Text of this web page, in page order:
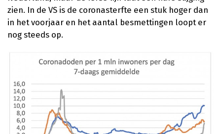
zien. In de VS is de coronasterfte een stuk hoger dan
in het voorjaar en het aantal besmettingen loopt er
nog steeds op.